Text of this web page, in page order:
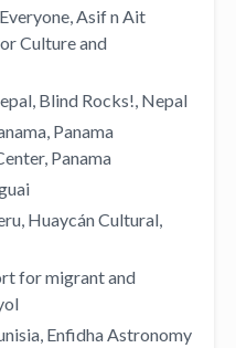
Asif n Ait
Culture and
Blind Rocks!, Nepal
Panama
Panama
Huaycán Cultural,
for migrant and
Enfidha Astronomy